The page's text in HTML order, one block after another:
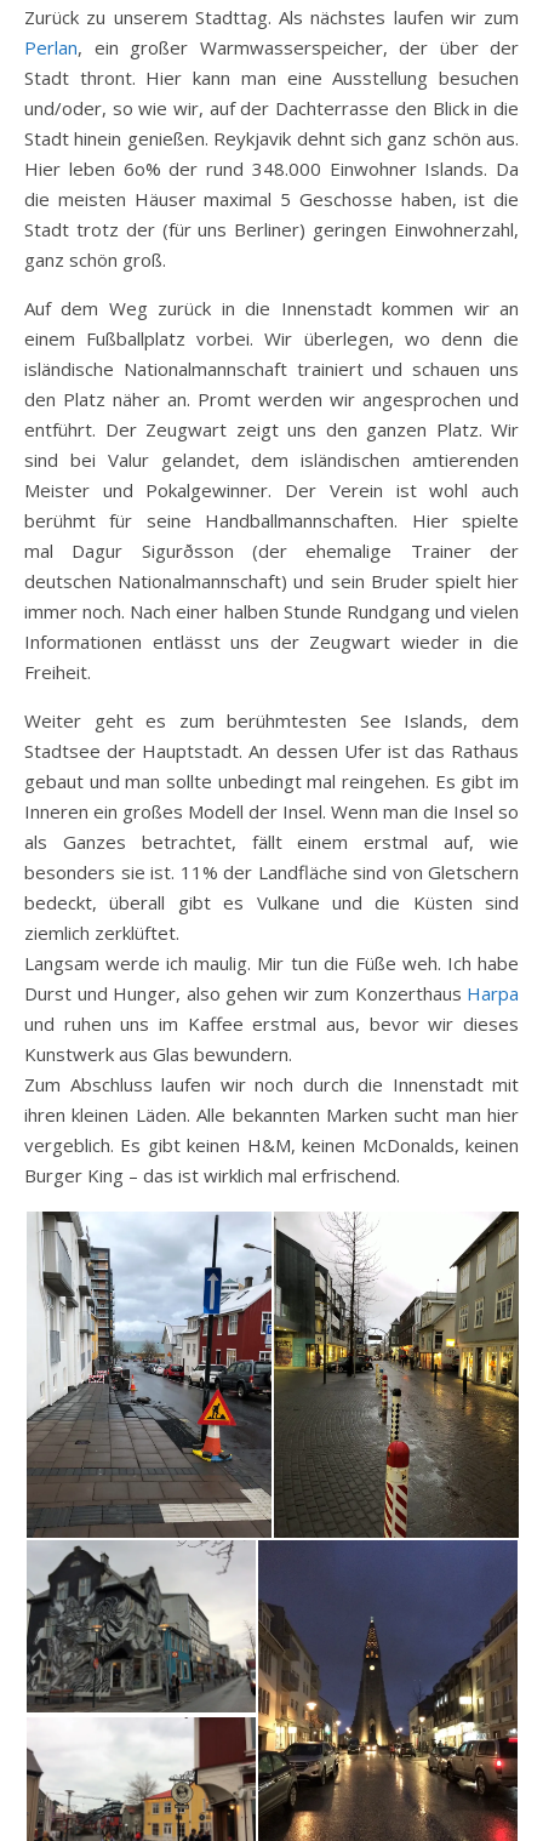
Zurück zu unserem Stadttag. Als nächstes laufen wir zum
Perlan, ein großer Warmwasserspeicher, der über der
Stadt thront. Hier kann man eine Ausstellung besuchen
und/oder, so wie wir, auf der Dachterrasse den Blick in die
Stadt hinein genießen. Reykjavik dehnt sich ganz schön aus.
Hier leben 6o% der rund 348.000 Einwohner Islands. Da
die meisten Häuser maximal 5 Geschosse haben, ist die
Stadt trotz der (für uns Berliner) geringen Einwohnerzahl,
ganz schön groß.
Auf dem Weg zurück in die Innenstadt kommen wir an
einem Fußballplatz vorbei. Wir überlegen, wo denn die
isländische Nationalmannschaft trainiert und schauen uns
den Platz näher an. Promt werden wir angesprochen und
entführt. Der Zeugwart zeigt uns den ganzen Platz. Wir
sind bei Valur gelandet, dem isländischen amtierenden
Meister und Pokalgewinner. Der Verein ist wohl auch
berühmt für seine Handballmannschaften. Hier spielte
mal Dagur Sigurðsson (der ehemalige Trainer der
deutschen Nationalmannschaft) und sein Bruder spielt hier
immer noch. Nach einer halben Stunde Rundgang und vielen
Informationen entlässt uns der Zeugwart wieder in die
Freiheit.
Weiter geht es zum berühmtesten See Islands, dem
Stadtsee der Hauptstadt. An dessen Ufer ist das Rathaus
gebaut und man sollte unbedingt mal reingehen. Es gibt im
Inneren ein großes Modell der Insel. Wenn man die Insel so
als Ganzes betrachtet, fällt einem erstmal auf, wie
besonders sie ist. 11% der Landfläche sind von Gletschern
bedeckt, überall gibt es Vulkane und die Küsten sind
ziemlich zerklüftet.
Langsam werde ich maulig. Mir tun die Füße weh. Ich habe
Durst und Hunger, also gehen wir zum Konzerthaus Harpa
und ruhen uns im Kaffee erstmal aus, bevor wir dieses
Kunstwerk aus Glas bewundern.
Zum Abschluss laufen wir noch durch die Innenstadt mit
ihren kleinen Läden. Alle bekannten Marken sucht man hier
vergeblich. Es gibt keinen H&M, keinen McDonalds, keinen
Burger King – das ist wirklich mal erfrischend.